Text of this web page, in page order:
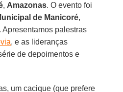
, Amazonas. O evento foi
de Manicoré,
palestras
, e as lideranças
de depoimentos e
um cacique (que prefere